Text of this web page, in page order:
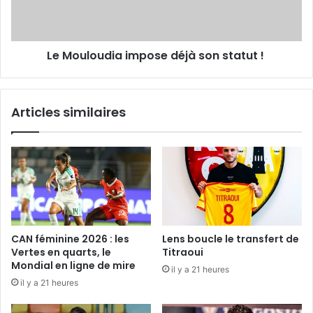
Le Mouloudia impose déjà son statut !
Articles similaires
CAN féminine 2026 : les
Vertes en quarts, le
Mondial en ligne de mire
il y a 21 heures
Lens boucle le transfert de
Titraoui
il y a 21 heures